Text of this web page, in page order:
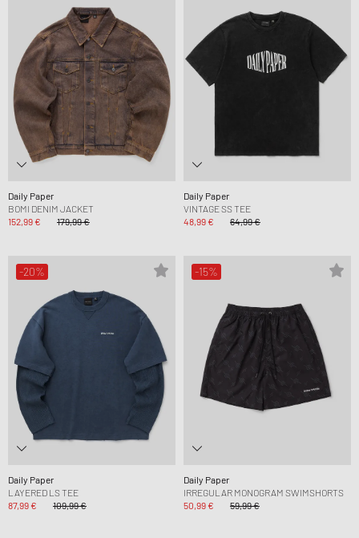
Daily Paper
BOMI DENIM JACKET
152,99 €
179,99 €
Daily Paper
VINTAGE SS TEE
48,99 €
64,99 €
-20%
Daily Paper
LAYERED LS TEE
87,99 €
109,99 €
-15%
Daily Paper
IRREGULAR MONOGRAM SWIMSHORTS
50,99 €
59,99 €